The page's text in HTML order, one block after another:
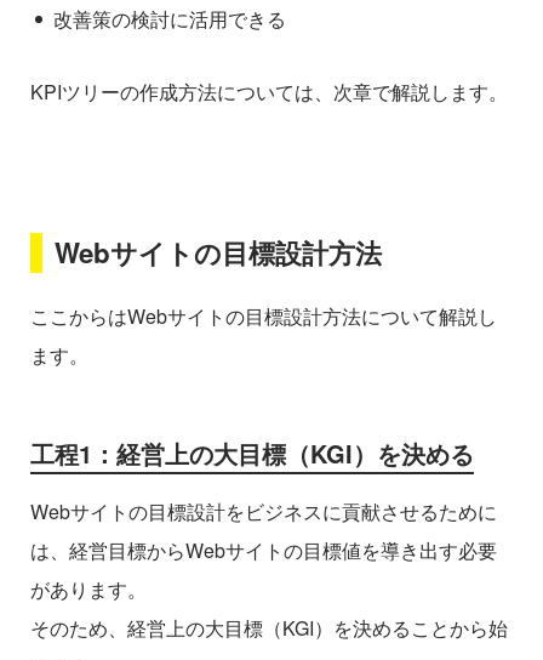
改善策の検討に活用できる
KPIツリーの作成方法については、次章で解説します。
Webサイトの目標設計方法
ここからはWebサイトの目標設計方法について解説し
ます。
工程1：経営上の大目標（KGI）を決める
Webサイトの目標設計をビジネスに貢献させるために
は、経営目標からWebサイトの目標値を導き出す必要
があります。
そのため、経営上の大目標（KGI）を決めることから始